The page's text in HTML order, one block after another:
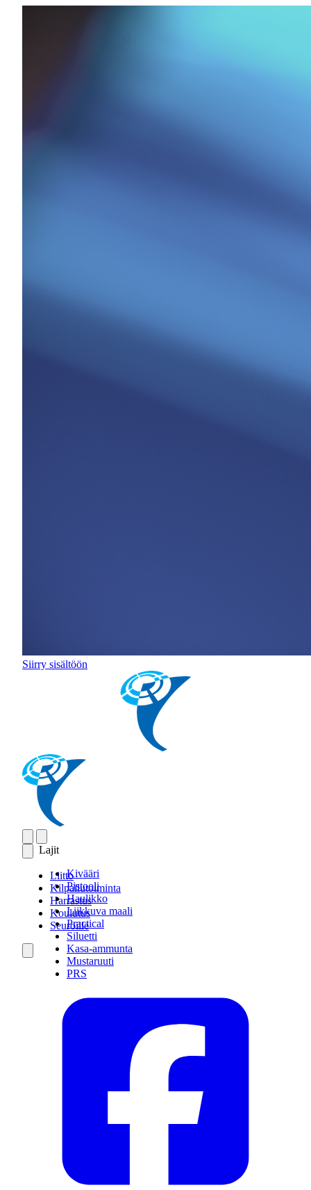
Siirry sisältöön
Lajit
Kivääri
Pistooli
Haulikko
Liikkuva maali
Practical
Siluetti
Kasa-ammunta
Mustaruuti
PRS
Liitto
Kilpailutoiminta
Harrastus
Koulutus
Seuroille